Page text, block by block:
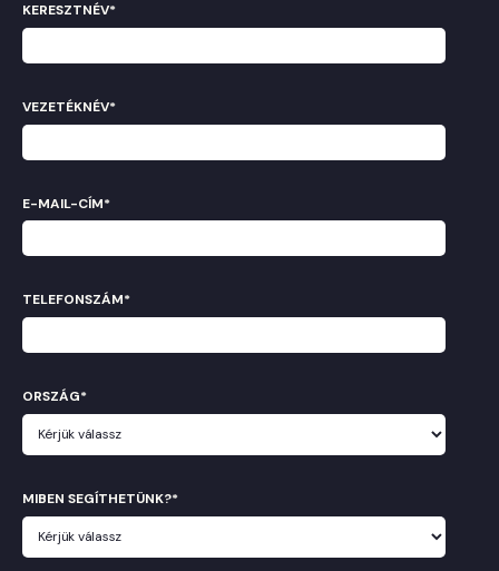
KERESZTNÉV*
VEZETÉKNÉV*
E-MAIL-CÍM*
TELEFONSZÁM*
ORSZÁG*
MIBEN SEGÍTHETÜNK?*